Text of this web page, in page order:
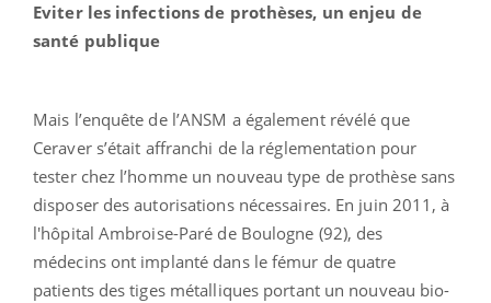
Eviter les infections de prothèses, un enjeu de
santé publique
Mais l’enquête de l’ANSM a également révélé que
Ceraver s’était affranchi de la réglementation pour
tester chez l’homme un nouveau type de prothèse sans
disposer des autorisations nécessaires. En juin 2011, à
l'hôpital Ambroise-Paré de Boulogne (92), des
médecins ont implanté dans le fémur de quatre
patients des tiges métalliques portant un nouveau bio-